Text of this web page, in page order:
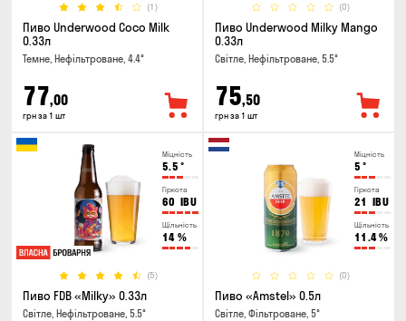
(1)
Пиво Underwood Coco Milk
0.33л
Темне, Нефільтроване, 4.4°
77,00
грн за 1 шт
(0)
Пиво Underwood Milky Mango
0.33л
Світле, Нефільтроване, 5.5°
75,50
грн за 1 шт
Міцність
5.5 °
Гіркота
60 IBU
Щільність
14 %
(5)
Пиво FDB «Milky» 0.33л
Світле, Нефільтроване, 5.5°
Міцність
5 °
Гіркота
21 IBU
Щільність
11.4%
(0)
Пиво «Amstel» 0.5л
Світле, Фільтроване, 5°